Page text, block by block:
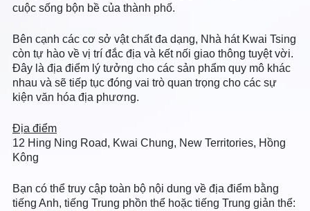
cuộc sống bộn bề của thành phố.
Bên cạnh các cơ sở vật chất đa dạng, Nhà hát Kwai Tsing
còn tự hào về vị trí đắc địa và kết nối giao thông tuyệt vời.
Đây là địa điểm lý tưởng cho các sản phẩm quy mô khác
nhau và sẽ tiếp tục đóng vai trò quan trọng cho các sự
kiện văn hóa địa phương.
Địa điểm
12 Hing Ning Road, Kwai Chung, New Territories, Hồng
Kông
Bạn có thể truy cập toàn bộ nội dung về địa điểm bằng
tiếng Anh, tiếng Trung phồn thể hoặc tiếng Trung giản thể: